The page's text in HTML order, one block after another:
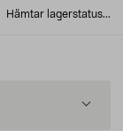
Hämtar lagerstatus...